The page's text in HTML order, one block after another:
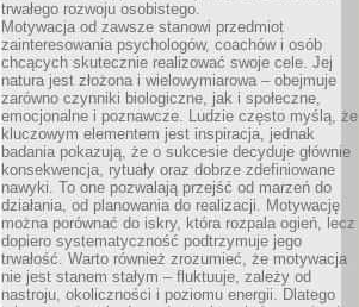
trwałego rozwoju osobistego.
Motywacja od zawsze stanowi przedmiot
zainteresowania psychologów, coachów i osób
chcących skutecznie realizować swoje cele. Jej
natura jest złożona i wielowymiarowa – obejmuje
zarówno czynniki biologiczne, jak i społeczne,
emocjonalne i poznawcze. Ludzie często myślą, że
kluczowym elementem jest inspiracja, jednak
badania pokazują, że o sukcesie decyduje głównie
konsekwencja, rytuały oraz dobrze zdefiniowane
nawyki. To one pozwalają przejść od marzeń do
działania, od planowania do realizacji. Motywację
można porównać do iskry, która rozpala ogień, lecz
dopiero systematyczność podtrzymuje jego
trwałość. Warto również zrozumieć, że motywacja
nie jest stanem stałym – fluktuuje, zależy od
nastroju, okoliczności i poziomu energii. Dlatego